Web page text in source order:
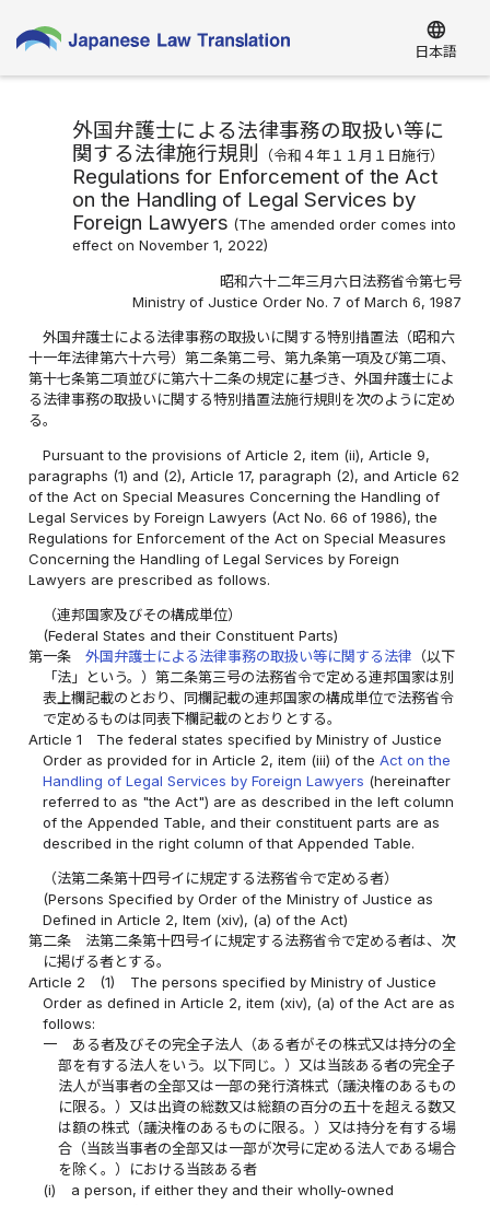
language
日本語
外国弁護士による法律事務の取扱い等に
関する法律施行規則
（令和４年１１月１日施行）
Regulations for Enforcement of the Act
on the Handling of Legal Services by
Foreign Lawyers (The amended order comes into
effect on November 1, 2022)
昭和六十二年三月六日法務省令第七号
Ministry of Justice Order No. 7 of March 6, 1987
外国弁護士による法律事務の取扱いに関する特別措置法（昭和六
十一年法律第六十六号）第二条第二号、第九条第一項及び第二項、
第十七条第二項並びに第六十二条の規定に基づき、外国弁護士によ
る法律事務の取扱いに関する特別措置法施行規則を次のように定め
る。
Pursuant to the provisions of Article 2, item (ii), Article 9,
paragraphs (1) and (2), Article 17, paragraph (2), and Article 62
of the Act on Special Measures Concerning the Handling of
Legal Services by Foreign Lawyers (Act No. 66 of 1986), the
Regulations for Enforcement of the Act on Special Measures
Concerning the Handling of Legal Services by Foreign
Lawyers are prescribed as follows.
（連邦国家及びその構成単位）
(Federal States and their Constituent Parts)
第一条
外国弁護士による法律事務の取扱い等に関する法律 （以下
「法」という。）第二条第三号の法務省令で定める連邦国家は別
表上欄記載のとおり、同欄記載の連邦国家の構成単位で法務省令
で定めるものは同表下欄記載のとおりとする。
Article 1
The federal states specified by Ministry of Justice
Order as provided for in Article 2, item (iii) of theAct on the
Handling of Legal Services by Foreign Lawyers (hereinafter
referred to as "the Act") are as described in the left column
of the Appended Table, and their constituent parts are as
described in the right column of that Appended Table.
（法第二条第十四号イに規定する法務省令で定める者）
(Persons Specified by Order of the Ministry of Justice as
Defined in Article 2, Item (xiv), (a) of the Act)
第二条
法第二条第十四号イに規定する法務省令で定める者は、次
に掲げる者とする。
Article 2
(1)
The persons specified by Ministry of Justice
Order as defined in Article 2, item (xiv), (a) of the Act are as
follows:
一
ある者及びその完全子法人（ある者がその株式又は持分の全
部を有する法人をいう。以下同じ。）又は当該ある者の完全子
法人が当事者の全部又は一部の発行済株式（議決権のあるもの
に限る。）又は出資の総数又は総額の百分の五十を超える数又
は額の株式（議決権のあるものに限る。）又は持分を有する場
合（当該当事者の全部又は一部が次号に定める法人である場合
を除く。）における当該ある者
(i)
a person, if either they and their wholly-owned